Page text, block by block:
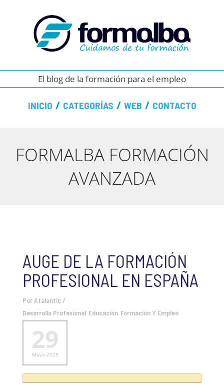
El blog de la formación para el empleo
INICIO CATEGORÍAS WEB CONTACTO
FORMALBA FORMACIÓN
AVANZADA
AUGE DE LA FORMACIÓN
PROFESIONAL EN ESPAÑA
Por Atalantic /
Desarrollo Profesional Educación Formación Y Empleo
29
Mayo-2025